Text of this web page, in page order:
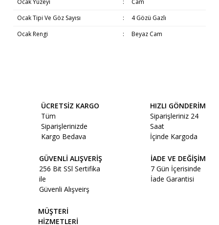
Ocak Tipi Ve Göz Sayısı
:
4 Gözü Gazlı
Ocak Rengi
: Beyaz Cam
Yorum Yaz
Ürün resmi kalitesiz, bozuk veya görüntülenemiyor.
Ürün açıklamasında eksik bilgiler bulunuyor.
Ürün fiyatı diğer sitelerden daha pahalı.
Bu ürüne benzer farklı alternatifler olmalı.
Beyaz Eşya ve Televizyon gibi Büyük
İstanbul dışı teslimat: saat 16:00’e kadar
vermiş olduğunuz ve yetkili servislerin
montaj hizmeti sağlaması gereken
büyük ürünler; (bulaşık makinesi,
ÜCRETSİZ KARGO
Tüm
Siparişlerinizde
Kargo Bedava
HIZLI GÖNDERİM
Siparişleriniz 24
Saat
İçinde Kargoda
GÜVENLİ ALIŞVERİŞ
256 Bit SSl Sertifika
ile
Güvenli Alışveirş
İADE VE DEĞİŞİM
7 Gün İçerisinde
İade Garantisi
MÜŞTERİ
HİZMETLERİ